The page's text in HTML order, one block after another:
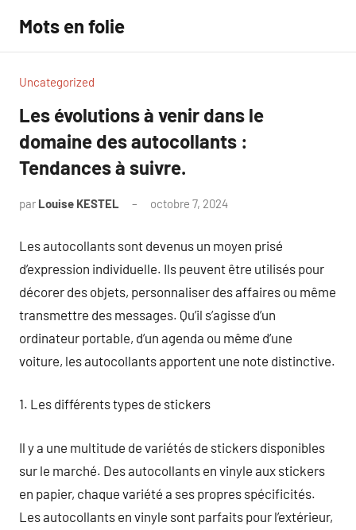
contenu
Mots en folie
Uncategorized
Les évolutions à venir dans le
domaine des autocollants :
Tendances à suivre.
par Louise KESTEL octobre 7, 2024
Les autocollants sont devenus un moyen prisé
d’expression individuelle. Ils peuvent être utilisés pour
décorer des objets, personnaliser des affaires ou même
transmettre des messages. Qu’il s’agisse d’un
ordinateur portable, d’un agenda ou même d’une
voiture, les autocollants apportent une note distinctive.
1. Les différents types de stickers
Il y a une multitude de variétés de stickers disponibles
sur le marché. Des autocollants en vinyle aux stickers
en papier, chaque variété a ses propres spécificités.
Les autocollants en vinyle sont parfaits pour l’extérieur,